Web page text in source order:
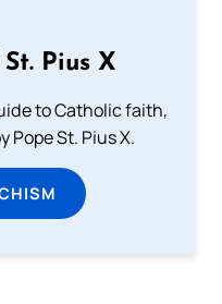
Pius X
to Catholic faith,
Pope St. Pius X.